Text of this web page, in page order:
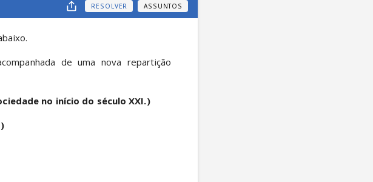
RESOLVER ASSUNTOS
de uma nova repartição
no início do século XXI.)